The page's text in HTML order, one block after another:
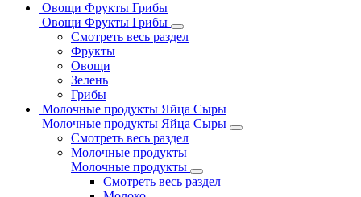
Овощи Фрукты Грибы
Овощи Фрукты Грибы
Смотреть весь раздел
Фрукты
Овощи
Зелень
Грибы
Молочные продукты Яйца Сыры
Молочные продукты Яйца Сыры
Смотреть весь раздел
Молочные продукты
Молочные продукты
Смотреть весь раздел